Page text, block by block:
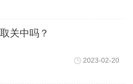
关中吗？
2023-02-20